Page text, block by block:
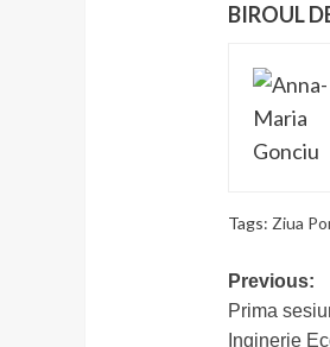
Tags: Ziua
Post
Previous:
Prima
Inginerie